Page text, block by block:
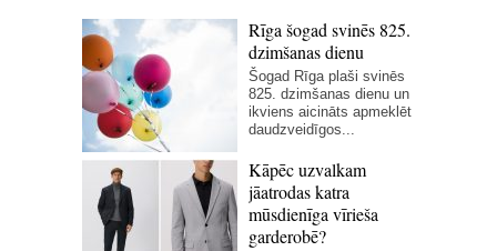
Rīga šogad svinēs 825.
dzimšanas dienu
Šogad Rīga plaši svinēs
825. dzimšanas dienu un
ikviens aicināts apmeklēt
daudzveidīgos...
Kāpēc uzvalkam
jāatrodas katra
mūsdienīga vīrieša
garderobē?